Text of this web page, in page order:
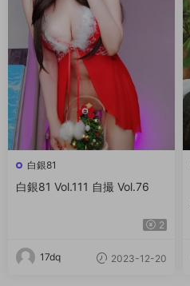
白銀81
白銀81 Vol.111 自撮 Vol.76
2
17dq 2023-12-20